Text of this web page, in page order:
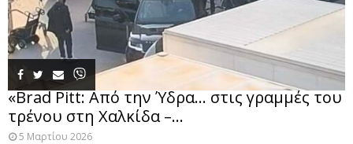
«Brad Pitt: Από την Ύδρα… στις γραμμές του
τρένου στη Χαλκίδα –...
5 Μαρτίου 2026